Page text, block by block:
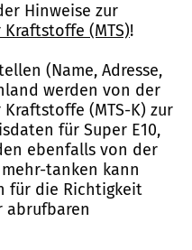
Hinweise zur
(MTS)!
(Name, Adresse,
werden von der
(MTS-K) zur
für Super E10,
ebenfalls von der
tanken kann
für die Richtigkeit